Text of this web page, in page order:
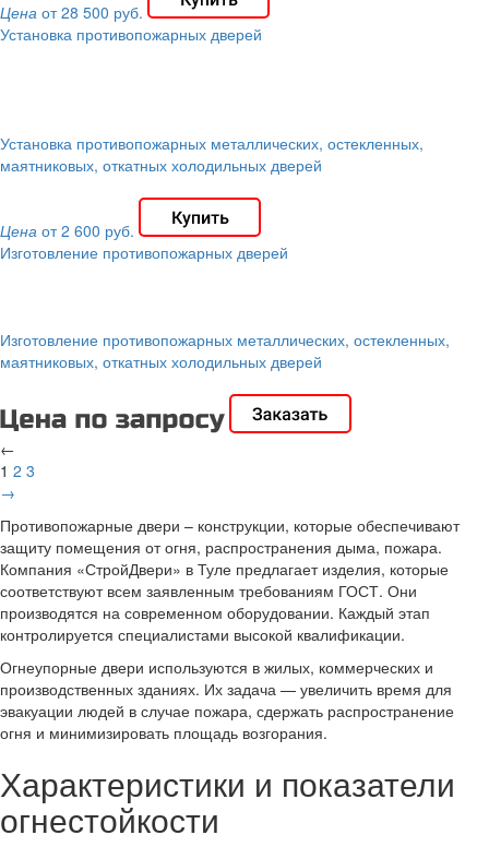
Цена от 28 500 руб.
Установка противопожарных дверей
Установка противопожарных металлических, остекленных,
маятниковых, откатных холодильных дверей
Цена от 2 600 руб.
Изготовление противопожарных дверей
Изготовление противопожарных металлических, остекленных,
маятниковых, откатных холодильных дверей
←
1 2 3
→
Противопожарные двери – конструкции, которые обеспечивают
защиту помещения от огня, распространения дыма, пожара.
Компания «СтройДвери» в Туле предлагает изделия, которые
соответствуют всем заявленным требованиям ГОСТ. Они
производятся на современном оборудовании. Каждый этап
контролируется специалистами высокой квалификации.
Огнеупорные двери используются в жилых, коммерческих и
производственных зданиях. Их задача — увеличить время для
эвакуации людей в случае пожара, сдержать распространение
огня и минимизировать площадь возгорания.
Характеристики и показатели
огнестойкости